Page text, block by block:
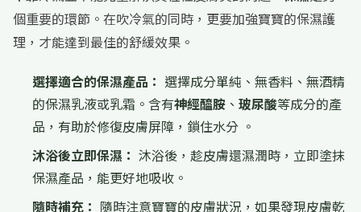
個重要的環節。在吹冷氣的同時，更要加強寶寶的保濕護
理，才能達到最佳的舒緩效果。
選擇適合的保濕產品： 選擇成分單純、無香料、無酒精
的保濕乳液或乳霜。含有神經醯胺 、 玻尿酸等成分的產
品，有助於修復皮膚屏障，鎖住水分 。
沐浴後立即保濕： 沐浴後，趁皮膚還濕潤時，立即塗抹
保濕產品，能更好地吸收。
隨時補充： 隨時注意寶寶的皮膚狀況，如果發現皮膚乾